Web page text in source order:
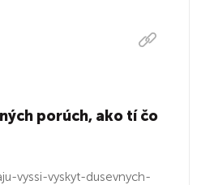
porúch, ako tí čo
vyssi-vyskyt-dusevnych-